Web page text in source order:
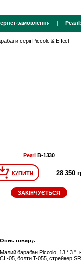
замовлення |
серії Piccolo & Effect
PearlB-1330
КУПИТИ 28 350
ЗАКІНЧУЄТЬСЯ
Опис товару:
Малий барабан Piccolo, 13 * 3 ",
CL-05, болти T-055, стрейнер